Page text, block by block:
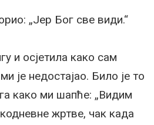
„Јер Бог све види.“
и осјетила како сам
је недостајао. Било је то
како ми шапће: „Видим
жртве, чак када